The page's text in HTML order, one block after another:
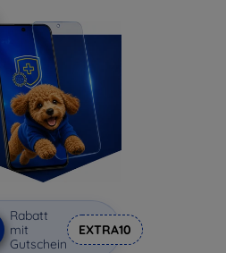
Rabatt
mit
Gutschein
EXTRA10